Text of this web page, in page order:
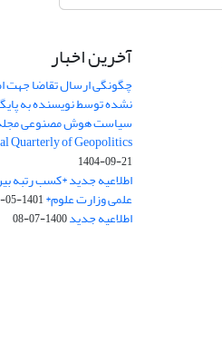
آخرین اخبار
چگونگی ارسال تقاضا جهت
نشده توسط نویسنده به
سیاست هوش مصنوعی مجله
Quarterly of Geopolitics
1404-09-21
اطلاعیه جدید *کسب رتبه
علمی وزارت علوم*1401-05-02
اطلاعیه جدید1400-07-08